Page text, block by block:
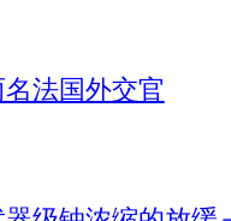
法国外交官